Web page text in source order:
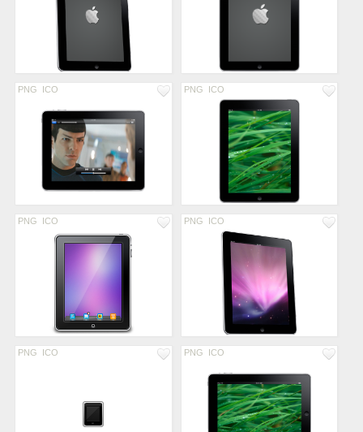
PNG ICO PNG ICO
PNG ICO PNG ICO
PNG ICO PNG ICO